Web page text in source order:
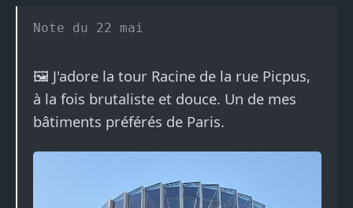
🖼️ J'adore la tour Racine de la rue Picpus,
à la fois brutaliste et douce. Un de mes
bâtiments préférés de Paris.
22 mai